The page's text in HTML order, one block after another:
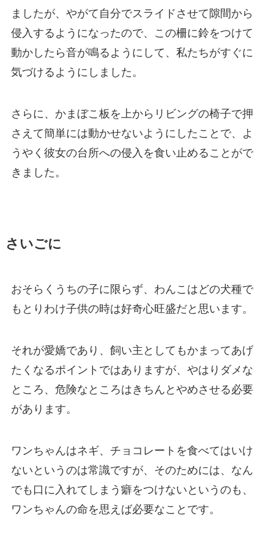
ましたが、やがて自分でスライドさせて隙間から
侵入するようになったので、この柵に鈴をつけて
動かしたら音が鳴るようにして、私たちがすぐに
気づけるようにしました。
さらに、かまぼこ板を上からリビングの椅子で押
さえて簡単には動かせないようにしたことで、よ
うやく彼女の台所への侵入を食い止めることがで
きました。
さいごに
おそらくうちの子に限らず、わんこはどの犬種で
もとりわけ子供の時は好奇心旺盛だと思います。
それが愛嬌であり、飼い主としてもかまってあげ
たくなるポイントではありますが、やはりダメな
ところ、危険なところはきちんとやめさせる必要
があります。
ワンちゃんはネギ、チョコレートを食べてはいけ
ないというのは常識ですが、そのためには、なん
でも口に入れてしまう癖をつけないというのも、
ワンちゃんの命を思えば必要なことです。